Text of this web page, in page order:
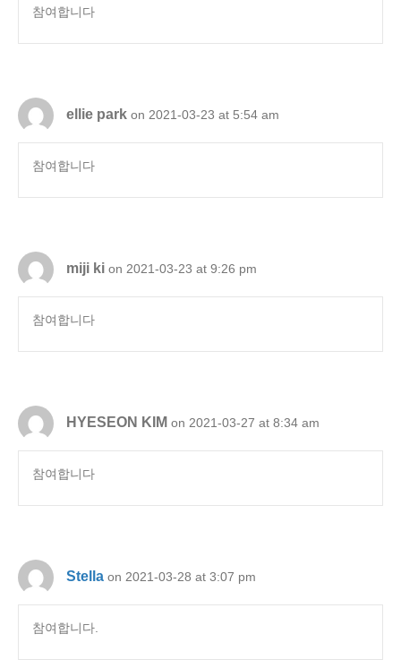
참여합니다
ellie park on 2021-03-23 at 5:54 am
참여합니다
miji ki on 2021-03-23 at 9:26 pm
참여합니다
HYESEON KIM on 2021-03-27 at 8:34 am
참여합니다
Stella on 2021-03-28 at 3:07 pm
참여합니다.